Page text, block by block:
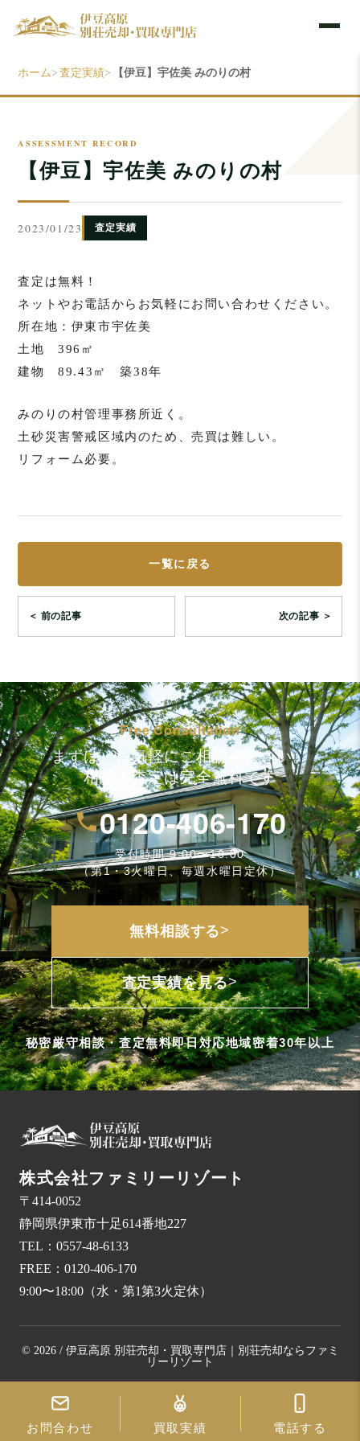
ホーム >査定実績> 【伊豆】宇佐美 みのりの村
【伊豆】宇佐美 みのりの村
2023/01/23 査定実績
査定は無料！
ネットやお電話からお気軽にお問い合わせください。
所在地：伊東市宇佐美
土地 396㎡
建物 89.43㎡ 築38年
みのりの村管理事務所近く。
土砂災害警戒区域内のため、売買は難しい。
リフォーム必要。
＜ 前の記事
一覧に戻る
次の記事 ＞
Free Consultation
まずは、お気軽にご相談ください。
相談・査定は完全無料です
0120-406-170
受付時間 9:00〜18:00
（第1・3火曜日、毎週水曜日定休）
無料相談する>
査定実績を見る>
秘密厳守相談・査定無料即日対応地域密着30年以上
株式会社ファミリーリゾート
〒414-0052
静岡県伊東市十足614番地227
TEL： 0557-48-6133
FREE： 0120-406-170
9:00〜18:00（水・第1第3火定休）
© 2026 / 伊豆高原 別荘売却・買取専門店｜別荘売却ならファミ
リーリゾート
お問合わせ 買取実績 電話する